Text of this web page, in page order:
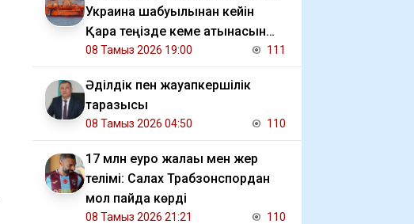
Украина шабуылынан кейін
Қара теңізде кеме қатынасын
шектеді
08 Тамыз 2026 19:00 111
Әділдік пен жауапкершілік
таразысы
08 Тамыз 2026 04:50 110
17 млн еуро жалақы мен жер
телімі: Салах Трабзонспордан
мол пайда көрді
08 Тамыз 2026 21:21 110